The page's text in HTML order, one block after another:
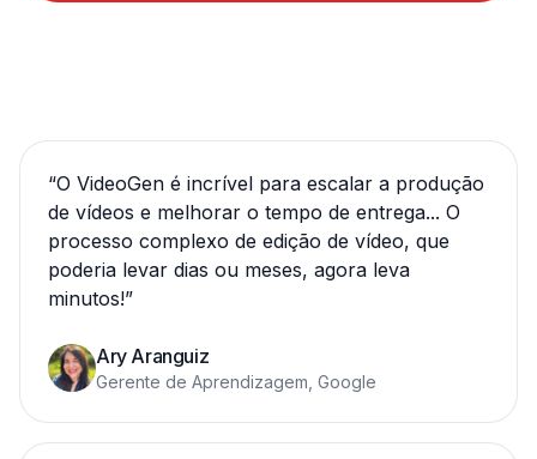
“O VideoGen é incrível para escalar a produção
de vídeos e melhorar o tempo de entrega... O
processo complexo de edição de vídeo, que
poderia levar dias ou meses, agora leva
minutos!”
Ary Aranguiz
Gerente de Aprendizagem, Google